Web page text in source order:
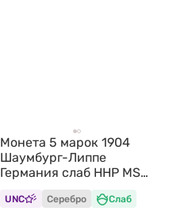
Монета 5 марок 1904
Шаумбург-Липпе
Германия слаб ННР MS
UNC Серебро Слаб